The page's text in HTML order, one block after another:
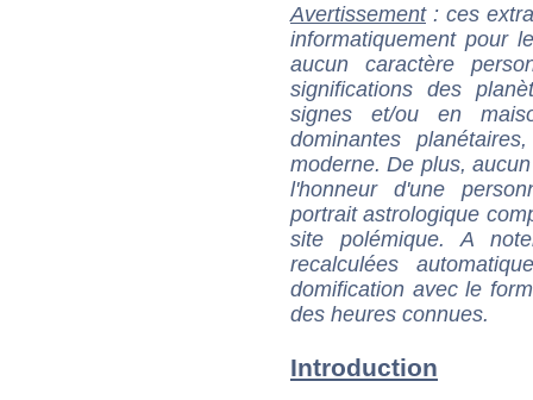
Avertissement: ces
informatiquement pour
aucun caractère
significations des
signes et/ou en
dominantes
moderne. De plus,
l'honneur d'une
portrait astrologique
site polémique. A
recalculées
domification avec le
des heures connues.
Introduction